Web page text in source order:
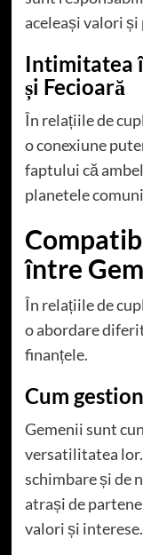
aceleași valori
Intimitatea
și Fecioară
În relațiile de
o conexiune
faptului că
planetele
între
În relațiile de
o abordare
finanțele.
Cum
Gemenii sunt
versatilitatea lor.
schimbare și de
atrași de
valori și interese.